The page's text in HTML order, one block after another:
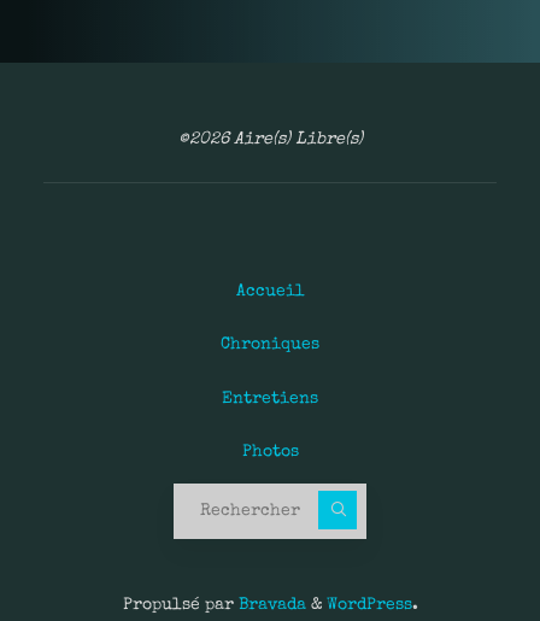
©2026 Aire(s) Libre(s)
Accueil
Chroniques
Entretiens
Photos
Propulsé parBravada& WordPress.